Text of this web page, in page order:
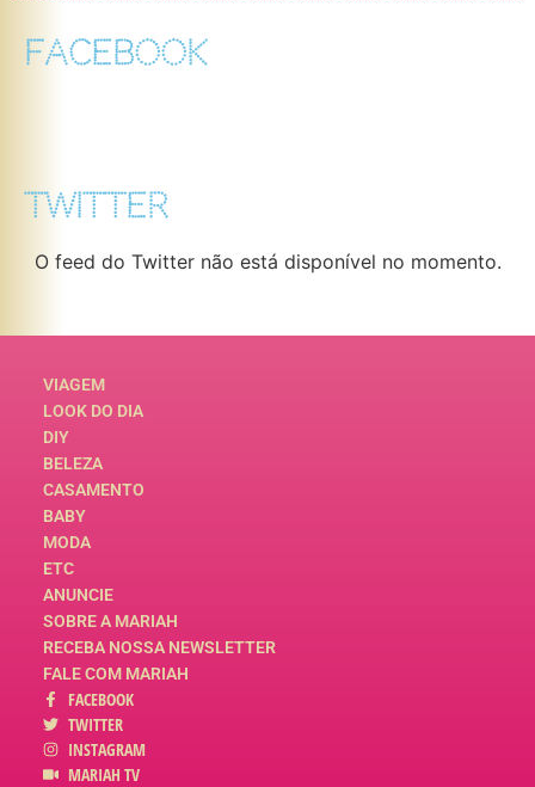
FACEBOOK
TWITTER
O feed do Twitter não está disponível no momento.
VIAGEM
LOOK DO DIA
DIY
BELEZA
CASAMENTO
BABY
MODA
ETC
ANUNCIE
SOBRE A MARIAH
RECEBA NOSSA NEWSLETTER
FALE COM MARIAH
FACEBOOK
TWITTER
INSTAGRAM
MARIAH TV